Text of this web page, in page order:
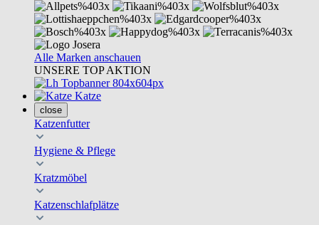
Alle Marken anschauen
UNSERE TOP AKTION
Katze
close
Katzenfutter
Hygiene & Pflege
Kratzmöbel
Katzenschlafplätze